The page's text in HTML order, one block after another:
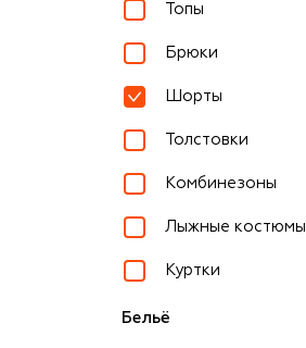
Топы
Брюки
Шорты
Толстовки
Комбинезоны
Лыжные костюмы
Куртки
Бельё